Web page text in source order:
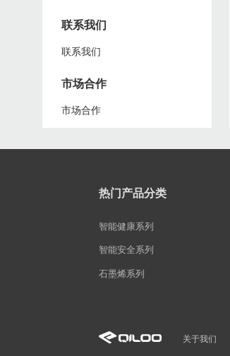
联系我们
联系我们
市场合作
市场合作
热门产品分类
智能健康系列
智能安全系列
石墨烯系列
关于我们